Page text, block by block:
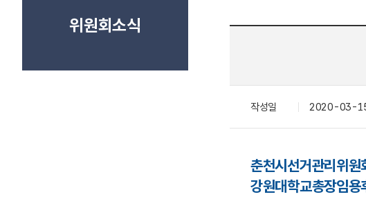
위원회소식
작성일 2020-03-
춘천시선거관리위
강원대학교총장임